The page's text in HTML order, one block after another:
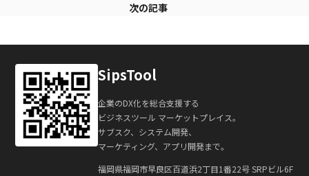
次の記事
SipsTool
企業のDX化を総合支援する
ビジネスツール マーケットプレイス。
サブスク、システム開発、
マーケティング、アプリ開発まで。
福岡県福岡市早良区百道浜2丁目1番22号 SRPビル6F